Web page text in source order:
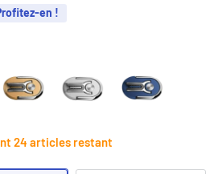
en !
24 articles restant